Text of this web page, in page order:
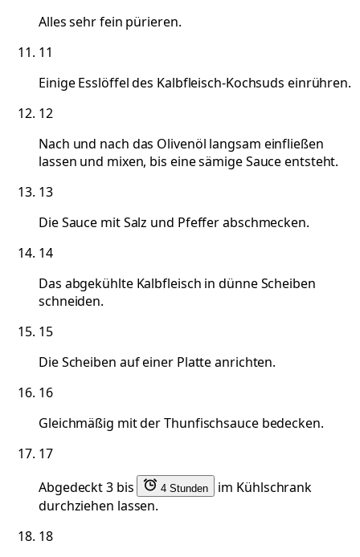
Alles sehr fein pürieren.
11
Einige Esslöffel des Kalbfleisch-Kochsuds einrühren.
12
Nach und nach das Olivenöl langsam einfließen
lassen und mixen, bis eine sämige Sauce entsteht.
13
Die Sauce mit Salz und Pfeffer abschmecken.
14
Das abgekühlte Kalbfleisch in dünne Scheiben
schneiden.
15
Die Scheiben auf einer Platte anrichten.
16
Gleichmäßig mit der Thunfischsauce bedecken.
17
Abgedeckt 3 bis
4 Stunden
im Kühlschrank
durchziehen lassen.
18